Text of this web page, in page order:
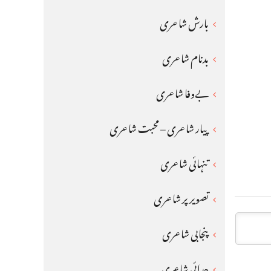
بارش شاعری
بدنام شاعری
بےوفا شاعری
پیار شاعری – محبت شاعری
تنہائی شاعری
تصویر پر شاعری
پنجابی شاعری